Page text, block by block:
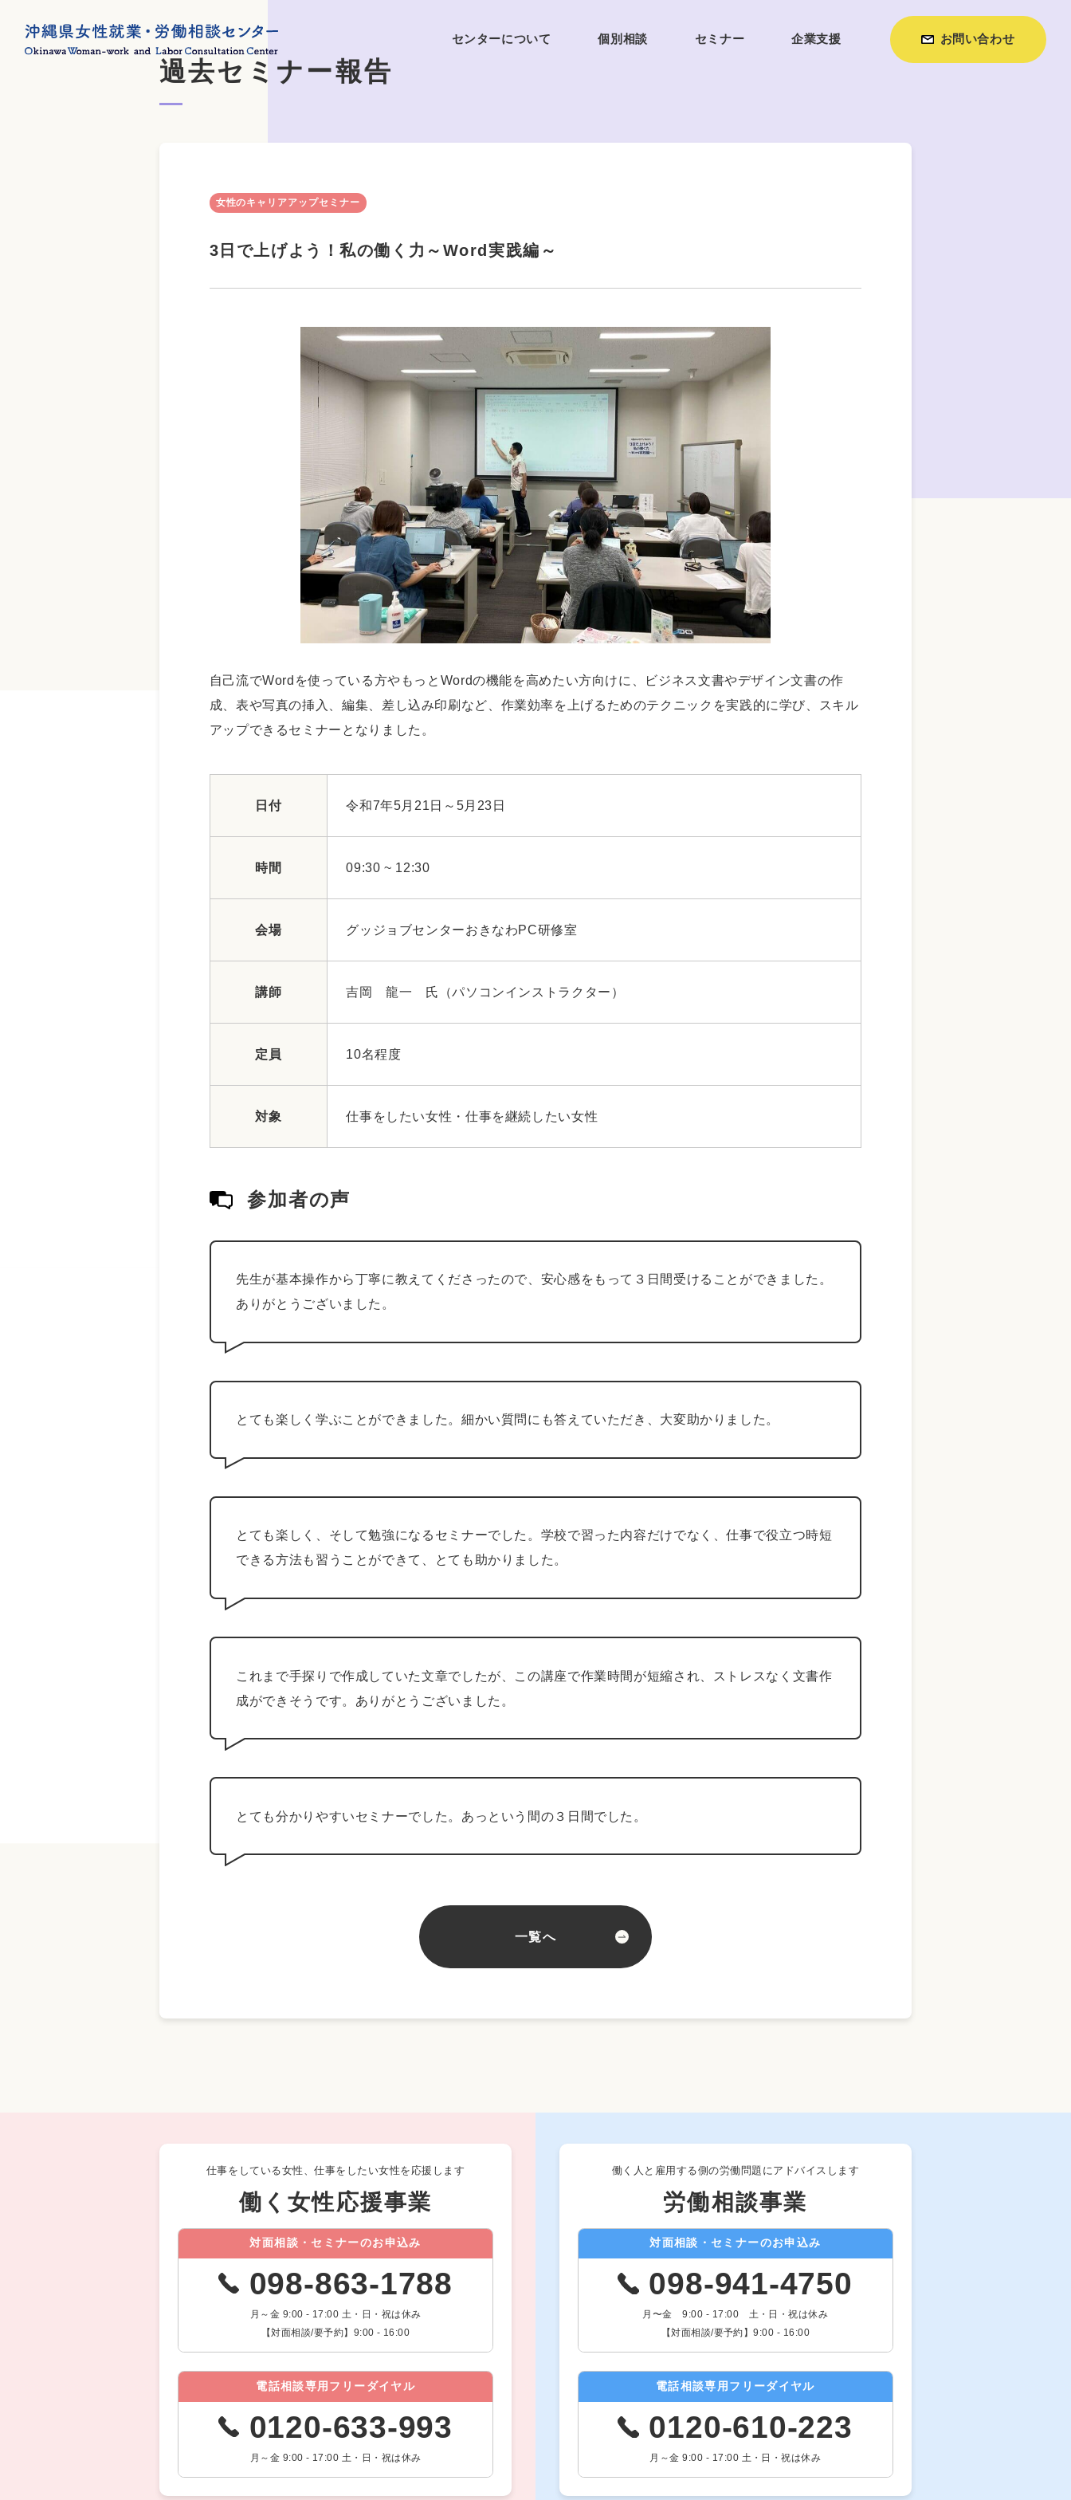
センターについて 個別相談 セミナー 企業支援 お問い合わせ
過去セミナー報告
女性のキャリアアップセミナー
3日で上げよう！私の働く力～Word実践編～
自己流でWordを使っている方やもっとWordの機能を高めたい方向けに、ビジネス文書やデザイン文書の作
成、表や写真の挿入、編集、差し込み印刷など、作業効率を上げるためのテクニックを実践的に学び、スキル
アップできるセミナーとなりました。
日付 令和7年5月21日～5月23日
時間 09:30 ~ 12:30
会場 グッジョブセンターおきなわPC研修室
講師 吉岡 龍一 氏（パソコンインストラクター）
定員 10名程度
対象 仕事をしたい女性・仕事を継続したい女性
参加者の声
先生が基本操作から丁寧に教えてくださったので、安心感をもって３日間受けることができました。
ありがとうございました。
とても楽しく学ぶことができました。細かい質問にも答えていただき、大変助かりました。
とても楽しく、そして勉強になるセミナーでした。学校で習った内容だけでなく、仕事で役立つ時短
できる方法も習うことができて、とても助かりました。
これまで手探りで作成していた文章でしたが、この講座で作業時間が短縮され、ストレスなく文書作
成ができそうです。ありがとうございました。
とても分かりやすいセミナーでした。あっという間の３日間でした。
一覧へ
仕事をしている女性、仕事をしたい女性を応援します
働く女性応援事業
対面相談・セミナーのお申込み
098-863-1788
月～金 9:00 - 17:00 土・日・祝は休み
【対面相談/要予約】9:00 - 16:00
電話相談専用フリーダイヤル
0120-633-993
月～金 9:00 - 17:00 土・日・祝は休み
働く人と雇用する側の労働問題にアドバイスします
労働相談事業
対面相談・セミナーのお申込み
098-941-4750
月〜金 9:00 - 17:00 土・日・祝は休み
【対面相談/要予約】9:00 - 16:00
電話相談専用フリーダイヤル
0120-610-223
月～金 9:00 - 17:00 土・日・祝は休み